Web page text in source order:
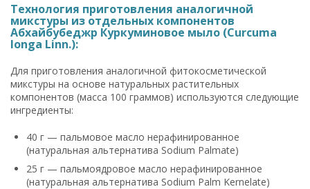
Технология приготовления аналогичной
микстуры из отдельных компонентов
Абхайбубеджр Куркуминовое мыло (Curcuma
longa Linn.):
Для приготовления аналогичной фитокосметической
микстуры на основе натуральных растительных
компонентов (масса 100 граммов) используются следующие
ингредиенты:
40 г — пальмовое масло нерафинированное
(натуральная альтернатива Sodium Palmate)
25 г — пальмоядровое масло нерафинированное
(натуральная альтернатива Sodium Palm Kernelate)